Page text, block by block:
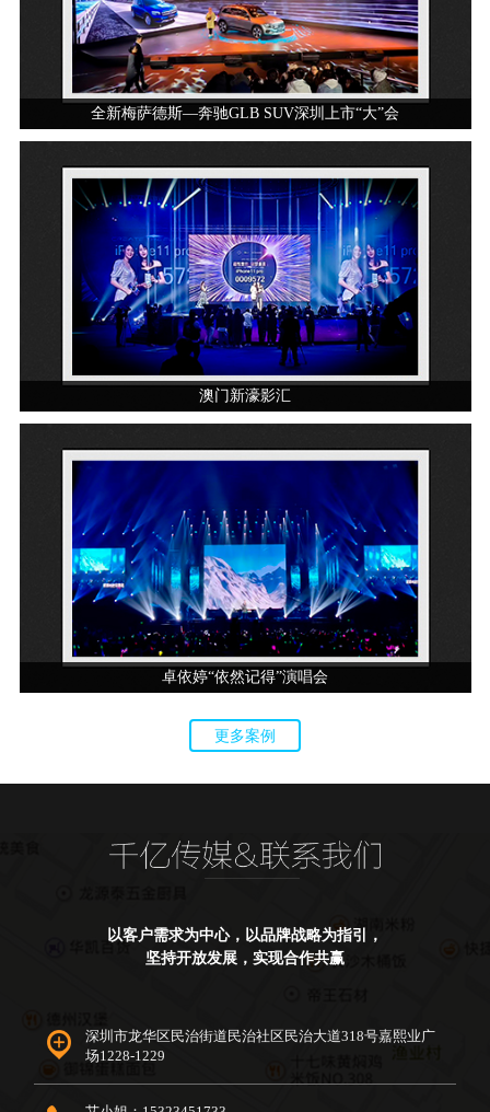
全新梅萨德斯—奔驰GLB SUV深圳上市“大”会
澳门新濠影汇
卓依婷“依然记得”演唱会
更多案例
以客户需求为中心，以品牌战略为指引，
坚持开放发展，实现合作共赢
深圳市龙华区民治街道民治社区民治大道318号嘉熙业广
场1228-1229